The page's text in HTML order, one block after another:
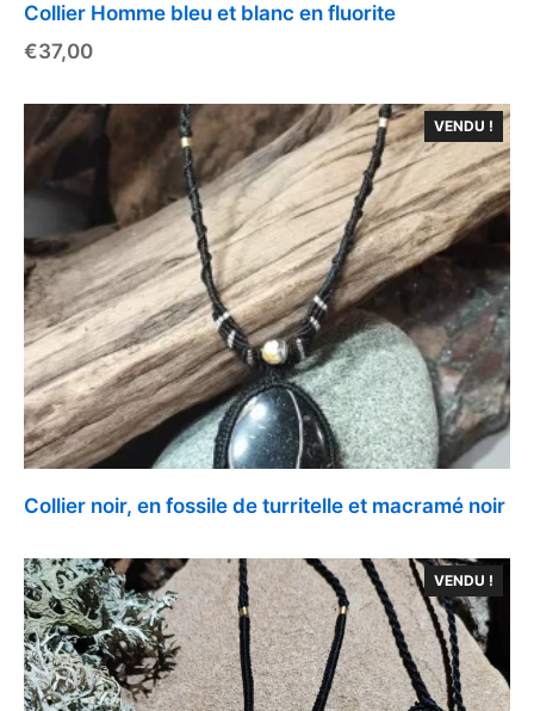
Collier Homme bleu et blanc en fluorite
€37,00
VENDU !
Collier noir, en fossile de turritelle et macramé noir
VENDU !